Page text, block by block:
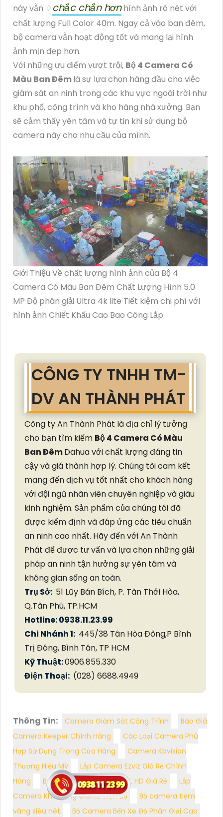
này vẫn ♢chắc chắn hơnhình ảnh rõ nét với
chất lượng Full Color 40m. Ngay cả vào ban đêm,
bộ camera vẫn hoạt động tốt và mang lại hình
ảnh mịn đẹp hơn.
Với những ưu điểm vượt trội, Bộ 4 Camera Có
Màu Ban Đêmlà sự lựa chọn hàng đầu cho việc
giám sát an ninh trong các khu vực ngoài trời như
khu phố, công trình và kho hàng nhà xưởng. Bạn
sẽ cảm thấy yên tâm và tự tin khi sử dụng bộ
camera này cho nhu cầu của mình.
Giới Thiệu Về chất lượng hình ảnh của Bộ 4
Camera Có Màu Ban Đêm Chất Lượng Hình 5.0
MP Độ phân giải Ultra 4k lite Tiết kiệm chi phí với
hình ảnh Chiết Khấu Cao Bao Công Lắp
CÔNG TY TNHH TM-
DV AN THÀNH PHÁT
Công ty An Thành Phát là địa chỉ lý tưởng
cho bạn tìm kiếm Bộ 4 Camera Có Màu
Ban ĐêmDahua với chất lượng đáng tin
cậy và giá thành hợp lý. Chúng tôi cam kết
mang đến dịch vụ tốt nhất cho khách hàng
với đội ngũ nhân viên chuyên nghiệp và giàu
kinh nghiệm. Sản phẩm của chúng tôi đã
được kiểm định và đáp ứng các tiêu chuẩn
an ninh cao nhất. Hãy đến với An Thành
Phát để được tư vấn và lựa chọn những giải
pháp an ninh tận hưởng sự yên tâm và
không gian sống an toàn.
Trụ Sở: 51 Lũy Bán Bích, P. Tân Thới Hòa,
Q.Tân Phú, TP.HCM
Hotline: 0938.11.23.99
Chi Nhánh 1: 445/38 Tân Hòa Đông,P Bình
Trị Đông, Bình Tân, TP HCM
Kỹ Thuật:0906.855.330
Điện Thoại: (028) 6688.4949
Thông Tin: Camera Giám Sát Công Trình
Báo Giá
Camera Keeper Chính Hãng
Các Loại Camera Phù
Hợp Sử Dụng Trong Cửa Hàng
Camera Kbvision
Thương Hiệu Mỹ
Lắp Camera Ezviz Giá Rẻ Chính
Hãng
Bộ Camera Kho Hàng FULL HD Giá Rẻ
Lắp
Camera Kho Hàng Giá Rẻ Trọn Bộ
Bộ camera tiệm
vàng siêu nét
Bộ Camera Bến Xe Độ Phân Giải Cao